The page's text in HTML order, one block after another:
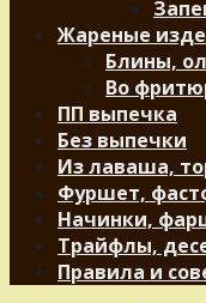
Жареные
Блины,
Во
ПП выпечка
Без выпечки
Из лаваша,
Фуршет,
Начинки,
Трайфлы,
Правила и